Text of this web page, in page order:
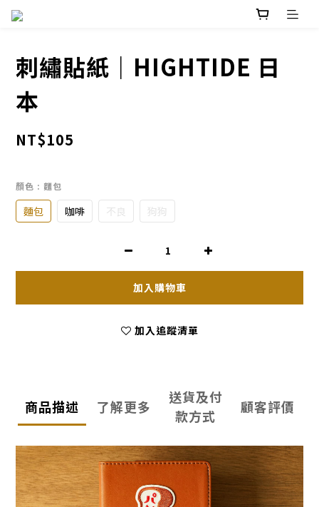
刺繡貼紙｜HIGHTIDE 日
本
NT$105
顏色 : 麵包
麵包 咖啡 不良 狗狗
加入購物車
加入追蹤清單
商品描述 了解更多
送貨及付
款方式
顧客評價